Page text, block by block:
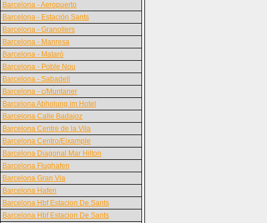
Barcelona - Aeropuerto
Barcelona - Estación Sants
Barcelona - Granollers
Barcelona - Manresa
Barcelona - Mataró
Barcelona - Poble Nou
Barcelona - Sabadell
Barcelona - c/Muntaner
Barcelona Abholung im Hotel
Barcelona Calle Badajoz
Barcelona Centre de la Vila
Barcelona Centro/Eixample
Barcelona Diagonal Mar Hilton
Barcelona Flughafen
Barcelona Gran Via
Barcelona Hafen
Barcelona Hbf Estacion De Sants
Barcelona Hbf Estacion De Sants